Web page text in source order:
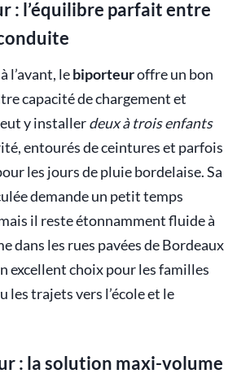
: l’équilibre parfait entre
l’avant, lebiporteuroffre un bon
capacité de chargement et
y installerdeux à trois enfants
entourés de ceintures et parfois
les jours de pluie bordelaise. Sa
demande un petit temps
il reste étonnamment fluide à
dans les rues pavées de Bordeaux
excellent choix pour les familles
les trajets vers l’école et le
: la solution maxi-volume